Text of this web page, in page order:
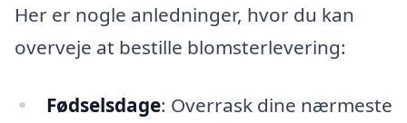
Her er nogle anledninger, hvor du kan
overveje at bestille blomsterlevering:
Fødselsdage: Overrask dine nærmeste